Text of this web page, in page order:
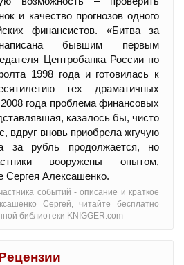
и качество прогнозов одного
финансистов. «Битва за
бывшим первым
Центробанка России по
1998 года и готовилась к
тех драматичных
года проблема финансовых
казалось бы, чисто
вдруг вновь приобрела жгучую
за рубль продолжается, но
вооружены опытом,
Сергея Алексашенко.
событий - oписание и краткое
Сергей, читайте бесплатно
библиотеки KNIGGER.com